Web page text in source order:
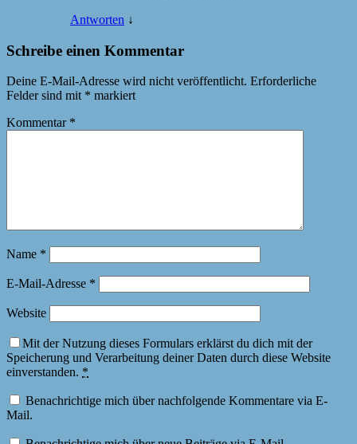
Antworten ↓
Schreibe einen Kommentar
Deine E-Mail-Adresse wird nicht veröffentlicht. Erforderliche
Felder sind mit * markiert
Kommentar *
Name *
E-Mail-Adresse *
Website
Mit der Nutzung dieses Formulars erklärst du dich mit der
Speicherung und Verarbeitung deiner Daten durch diese Website
einverstanden. *
Benachrichtige mich über nachfolgende Kommentare via E-
Mail.